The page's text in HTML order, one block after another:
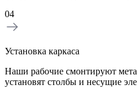
04
Установка каркаса
Наши рабочие смонтируют
установят столбы и несущие